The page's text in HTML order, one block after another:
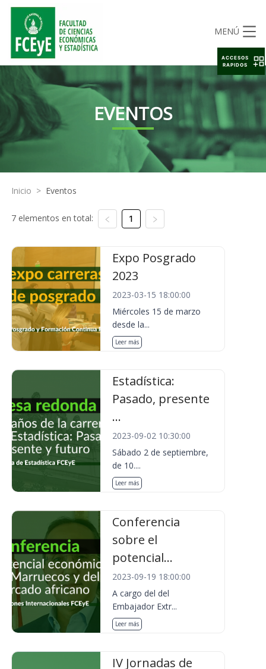
MENÚ
EVENTOS
Inicio > Eventos
7 elementos en total: 1
Expo Posgrado
2023
2023-03-15 18:00:00
Miércoles 15 de marzo
desde la...
Leer más
Estadística:
Pasado, presente
...
2023-09-02 10:30:00
Sábado 2 de septiembre,
de 10....
Leer más
Conferencia
sobre el
potencial...
2023-09-19 18:00:00
A cargo del del
Embajador Extr...
Leer más
IV Jornadas de
ACCESOS
RAPIDOS